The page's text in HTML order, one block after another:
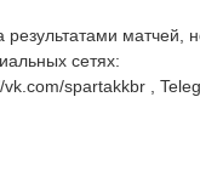
результатами
сетях:
spartakkbr ,